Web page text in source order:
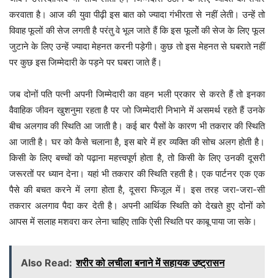
करवाता है। आज की युवा पीढ़ी इस बात को ज्यादा गंभीरता से नहीं लेती। उन्हें तो
विवाह फूलों की सेज लगती है परंतु वे भूल जाते हैं कि इस फूलोें की सेज के लिए फूल
जुटाने के लिए उन्हें ज्यादा मेहनत करनी पड़ेगी। कुछ तो इस मेहनत से घबराते नहीं
पर कुछ इस जिम्मेदारी के पड़ने पर घबरा जाते हैं।
जब दोनों पति पत्नी अपनी जिम्मेदारी का वहन भली प्रकार से करते हैं तो इनका
वैवाहिक जीवन खुशनुमा रहता है पर जो जिम्मेदारी निभाने में असमर्थ रहते हैं उनके
बीच अलगाव की स्थिति आ जाती है। कई बार पैसों के कारण भी तकरार की स्थिति
आ जाती है। घर को कैसे चलाना है, इस बारे में हर व्यक्ति की सोच अलग होती है।
किसी के लिए बच्चों को पढ़ाना महत्त्वपूर्ण होता है, तो किसी के लिए उनकी दूसरी
जरूरतों पर ध्यान देना। यहां भी तकरार की स्थिति रहती है। एक पार्टनर एक एक
पैसे की बचत करने में लगा होता है, दूसरा फिजूल में। इस तरह जरा-जरा-सी
तकरार अलगाव पैदा कर देती है। अपनी आर्थिक स्थिति को देखते हुए दोनों को
आपस में सलाह मशवरा कर लेना चाहिए ताकि ऐसी स्थिति पर काबू पाया जा सके।
Also Read: शरीर को लचीला बनाने में सहायक उष्ट्रासन